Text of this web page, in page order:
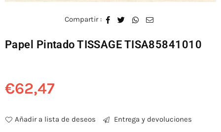
Compartir :
Papel Pintado TISSAGE TISA85841010
Precio
€62,47
Añadir a lista de deseos
Entrega y devoluciones